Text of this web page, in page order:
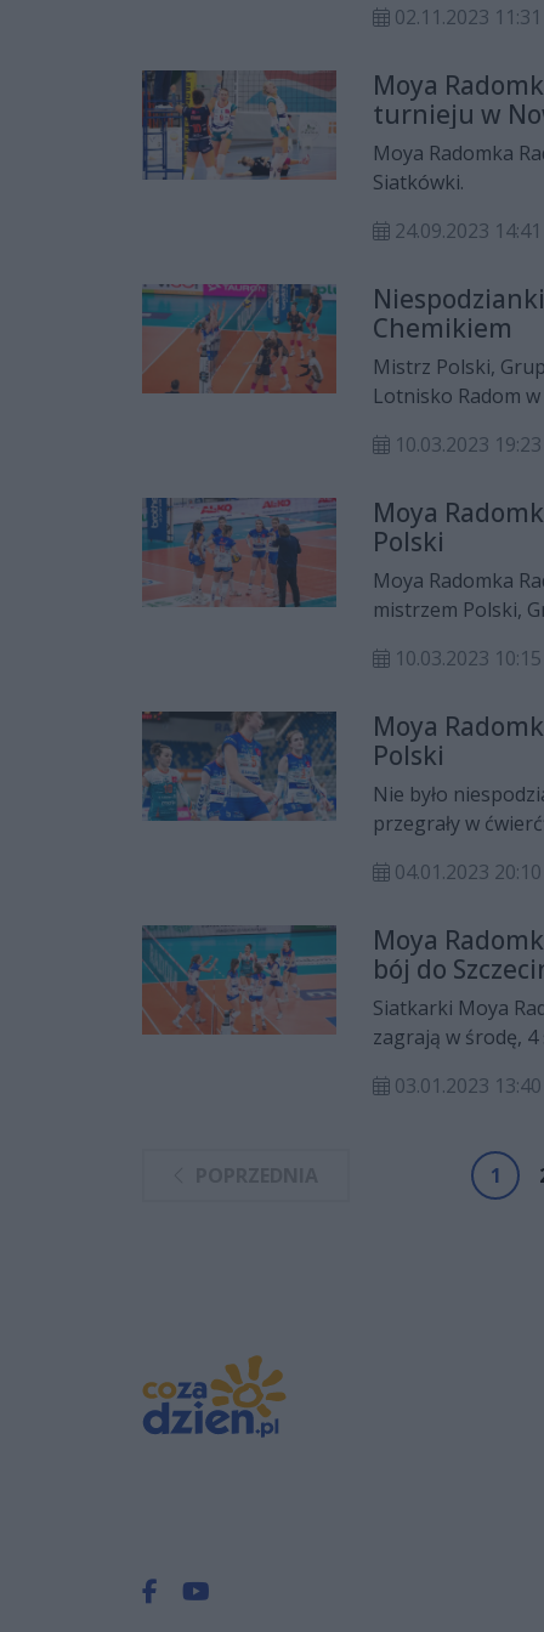
02.11.2023 11:31
Moya
turnieju w
Moya Radomka
Siatkówki.
24.09.2023 14:41
Chemikiem
Mistrz Polski,
Lotnisko Radom
10.03.2023 19:23
Moya
Polski
Moya Radomka
mistrzem Polski,
10.03.2023 10:15
Moya
Polski
Nie było
przegrały w
04.01.2023 20:10
Moya
bój do
Siatkarki Moya
zagrają w środę,
03.01.2023 13:40
1
Facebook.com
Youtube.com